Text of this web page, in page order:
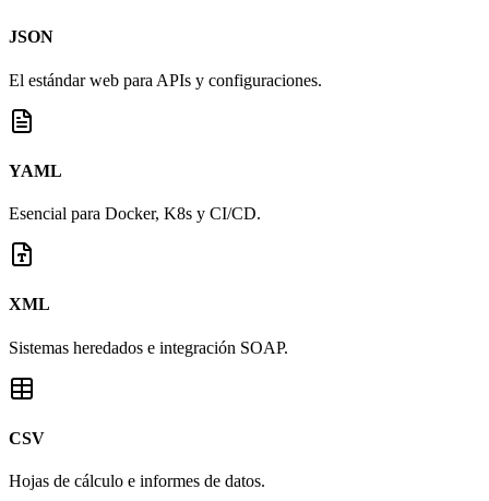
JSON
El estándar web para APIs y configuraciones.
YAML
Esencial para Docker, K8s y CI/CD.
XML
Sistemas heredados e integración SOAP.
CSV
Hojas de cálculo e informes de datos.